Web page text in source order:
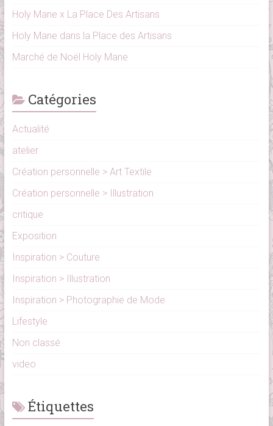
Holy Mane x La Place Des Artisans
Holy Mane dans la Place des Artisans
Marché de Noël Holy Mane
Catégories
Actualité
atelier
Création personnelle > Art Textile
Création personnelle > Illustration
critique
Exposition
Inspiration > Couture
Inspiration > Illustration
Inspiration > Photographie de Mode
Lifestyle
Non classé
video
Étiquettes